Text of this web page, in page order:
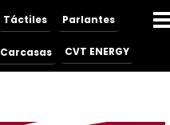
CVT ENERGY
Táctiles
Carcasas
Parlantes